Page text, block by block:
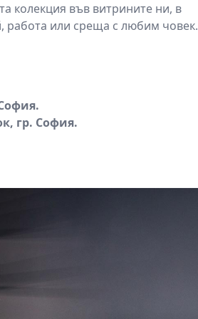
колекция във витрините ни, в
работа или среща с любим човек.
гр. София.